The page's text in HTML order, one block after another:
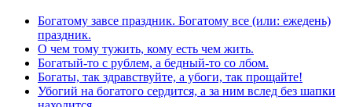
Богатому завсе праздник. Богатому все (или: ежедень)
праздник.
О чем тому тужить, кому есть чем жить.
Богатый-то с рублем, а бедный-то со лбом.
Богаты, так здравствуйте, а убоги, так прощайте!
Убогий на богатого сердится, а за ним вслед без шапки